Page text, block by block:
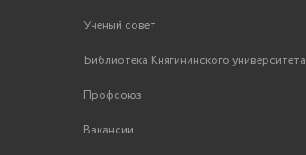
Ученый совет
Библиотека Княгининского университета
Профсоюз
Вакансии